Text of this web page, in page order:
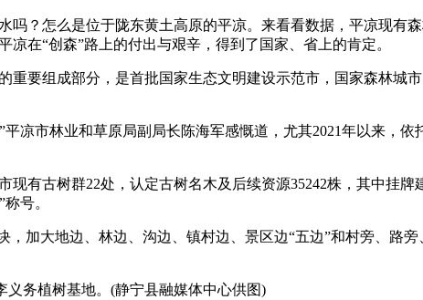
怎么是位于陇东黄土高原的平凉。来看看数据，平凉现有森
在“创森”路上的付出与艰辛，得到了国家、省上的肯定。
组成部分，是首批国家生态文明建设示范市，国家森林城
市林业和草原局副局长陈海军感慨道，尤其2021年以来，依
古树群22处，认定古树名木及后续资源35242株，其中挂牌
号。
大地边、林边、沟边、镇村边、景区边“五边”和村旁、路旁